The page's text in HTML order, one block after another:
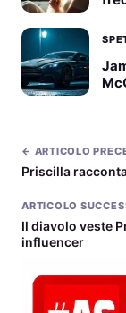
← ARTICOLO
Priscilla
ARTICOLO
Il diavolo veste
influencer